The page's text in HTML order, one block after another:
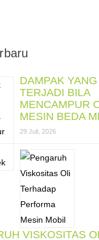
DAMPAK
TERJADI BILA
MENCAMPUR
MESIN BEDA
29 Juli, 2026
VISKOSITAS